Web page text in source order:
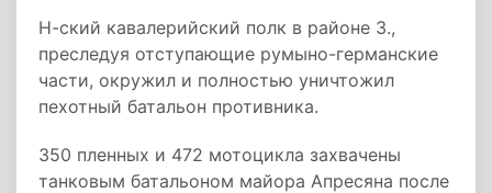
Н-ский кавалерийский полк в районе 3.,
преследуя отступающие румыно-германские
части, окружил и полностью уничтожил
пехотный батальон противника.
350 пленных и 472 мотоцикла захвачены
танковым батальоном майора Апресяна после